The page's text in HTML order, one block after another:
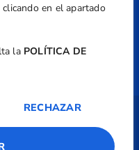
en el apartado
la POLÍTICA DE
RECHAZAR
TecnoQuatre